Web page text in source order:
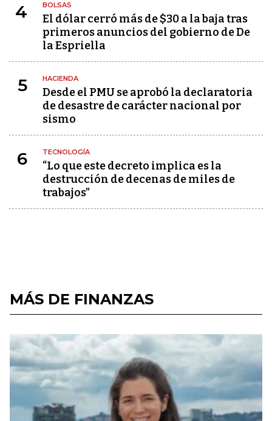
4 BOLSAS
El dólar cerró más de $30 a la baja tras
primeros anuncios del gobierno de De
la Espriella
5 HACIENDA
Desde el PMU se aprobó la declaratoria
de desastre de carácter nacional por
sismo
6 TECNOLOGÍA
“Lo que este decreto implica es la
destrucción de decenas de miles de
trabajos”
MÁS DE FINANZAS